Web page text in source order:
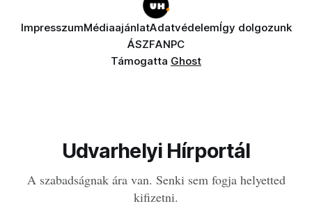
ImpresszumMédiaajánlatAdatvédelemÍgy dolgozunk
ÁSZFANPC
Támogatta Ghost
Udvarhelyi Hírportál
A szabadságnak ára van. Senki sem fogja helyetted
kifizetni.